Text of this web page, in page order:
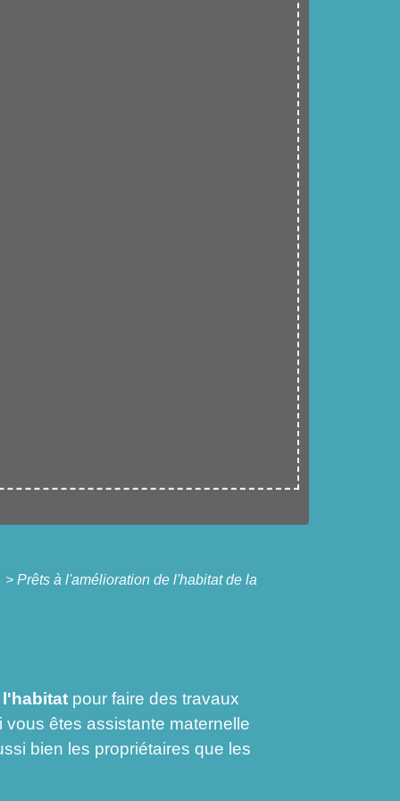
> Prêts à l'amélioration de l'habitat de la
l'habitat pour faire des travaux
êtes assistante maternelle
bien les propriétaires que les